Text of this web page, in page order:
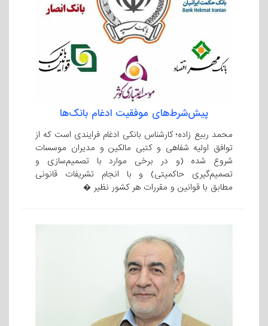
پیش‌شرط‌های موفقیت ادغام بانک‌ها
محمد ربیع زاده؛ کارشناس بانکی ادغام فرایندی است که از
توافق اولیه شفاهی و کتبی مالکین و مدیران موسسات
شروع شده (و در برخی موارد با تصمیم‌سازی و
تصمیم‌گیری حاکمیتی) و با انجام تشریفات قانونی
مطابق با قوانین و مقررات هر کشور نظیر �